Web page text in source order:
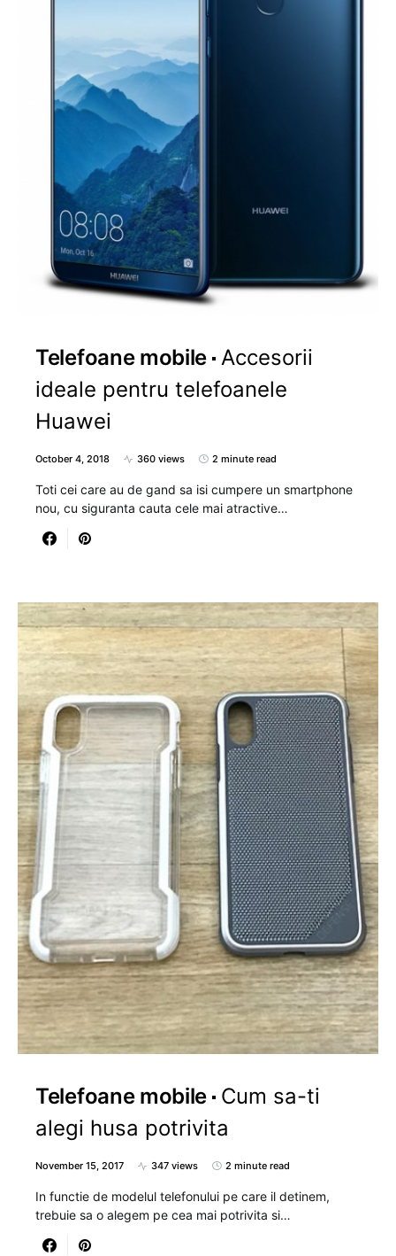
Telefoane mobile Accesorii
ideale pentru telefoanele
Huawei
October 4, 2018 360 views 2 minute read
Toti cei care au de gand sa isi cumpere un smartphone
nou, cu siguranta cauta cele mai atractive…
Telefoane mobile Cum sa-ti
alegi husa potrivita
November 15, 2017 347 views 2 minute read
In functie de modelul telefonului pe care il detinem,
trebuie sa o alegem pe cea mai potrivita si…